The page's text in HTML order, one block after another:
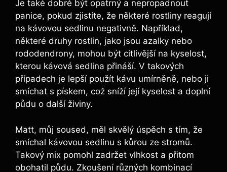
Je také dobré ⁢být opatrný a nepropadnout
panice, pokud‌ zjistíte, že ‍některé rostliny reagují
na⁣ kávovou​ sedlinu negativně. Například,⁣
některé druhy rostlin, jako ⁢jsou azalky nebo
rododendrony, mohou být citlivější na kyselost,
kterou kávová sedlina přináší. V takových
případech je lepší použít kávu umírněně,⁤ nebo ji
smíchat s pískem, což sníží její‍ kyselost a doplní
půdu o další ⁤živiny.
Matt, můj​ soused, měl skvělý úspěch s⁢ tím, že
smíchal kávovou sedlinu⁤ s kůrou‍ ze stromů.
Takový mix pomohl zadržet vlhkost a ‍přitom​
obohatil ​půdu. Zkoušení různých kombinací